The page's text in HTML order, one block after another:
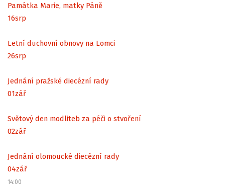
Památka Marie, matky Páně
16srp
Letní duchovní obnovy na Lomci
26srp
Jednání pražské diecézní rady
01zář
Světový den modliteb za péči o stvoření
02zář
Jednání olomoucké diecézní rady
04zář
14:00